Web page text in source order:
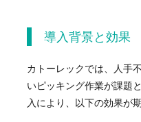
導入背景と効果
カトーレックでは、人手
いピッキング作業が課題
入により、以下の効果が